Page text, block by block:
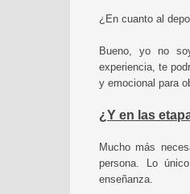
¿En cuanto al
Bueno, yo no
experiencia, te
y emocional para
¿Y en las
Mucho más
persona. Lo
enseñanza.